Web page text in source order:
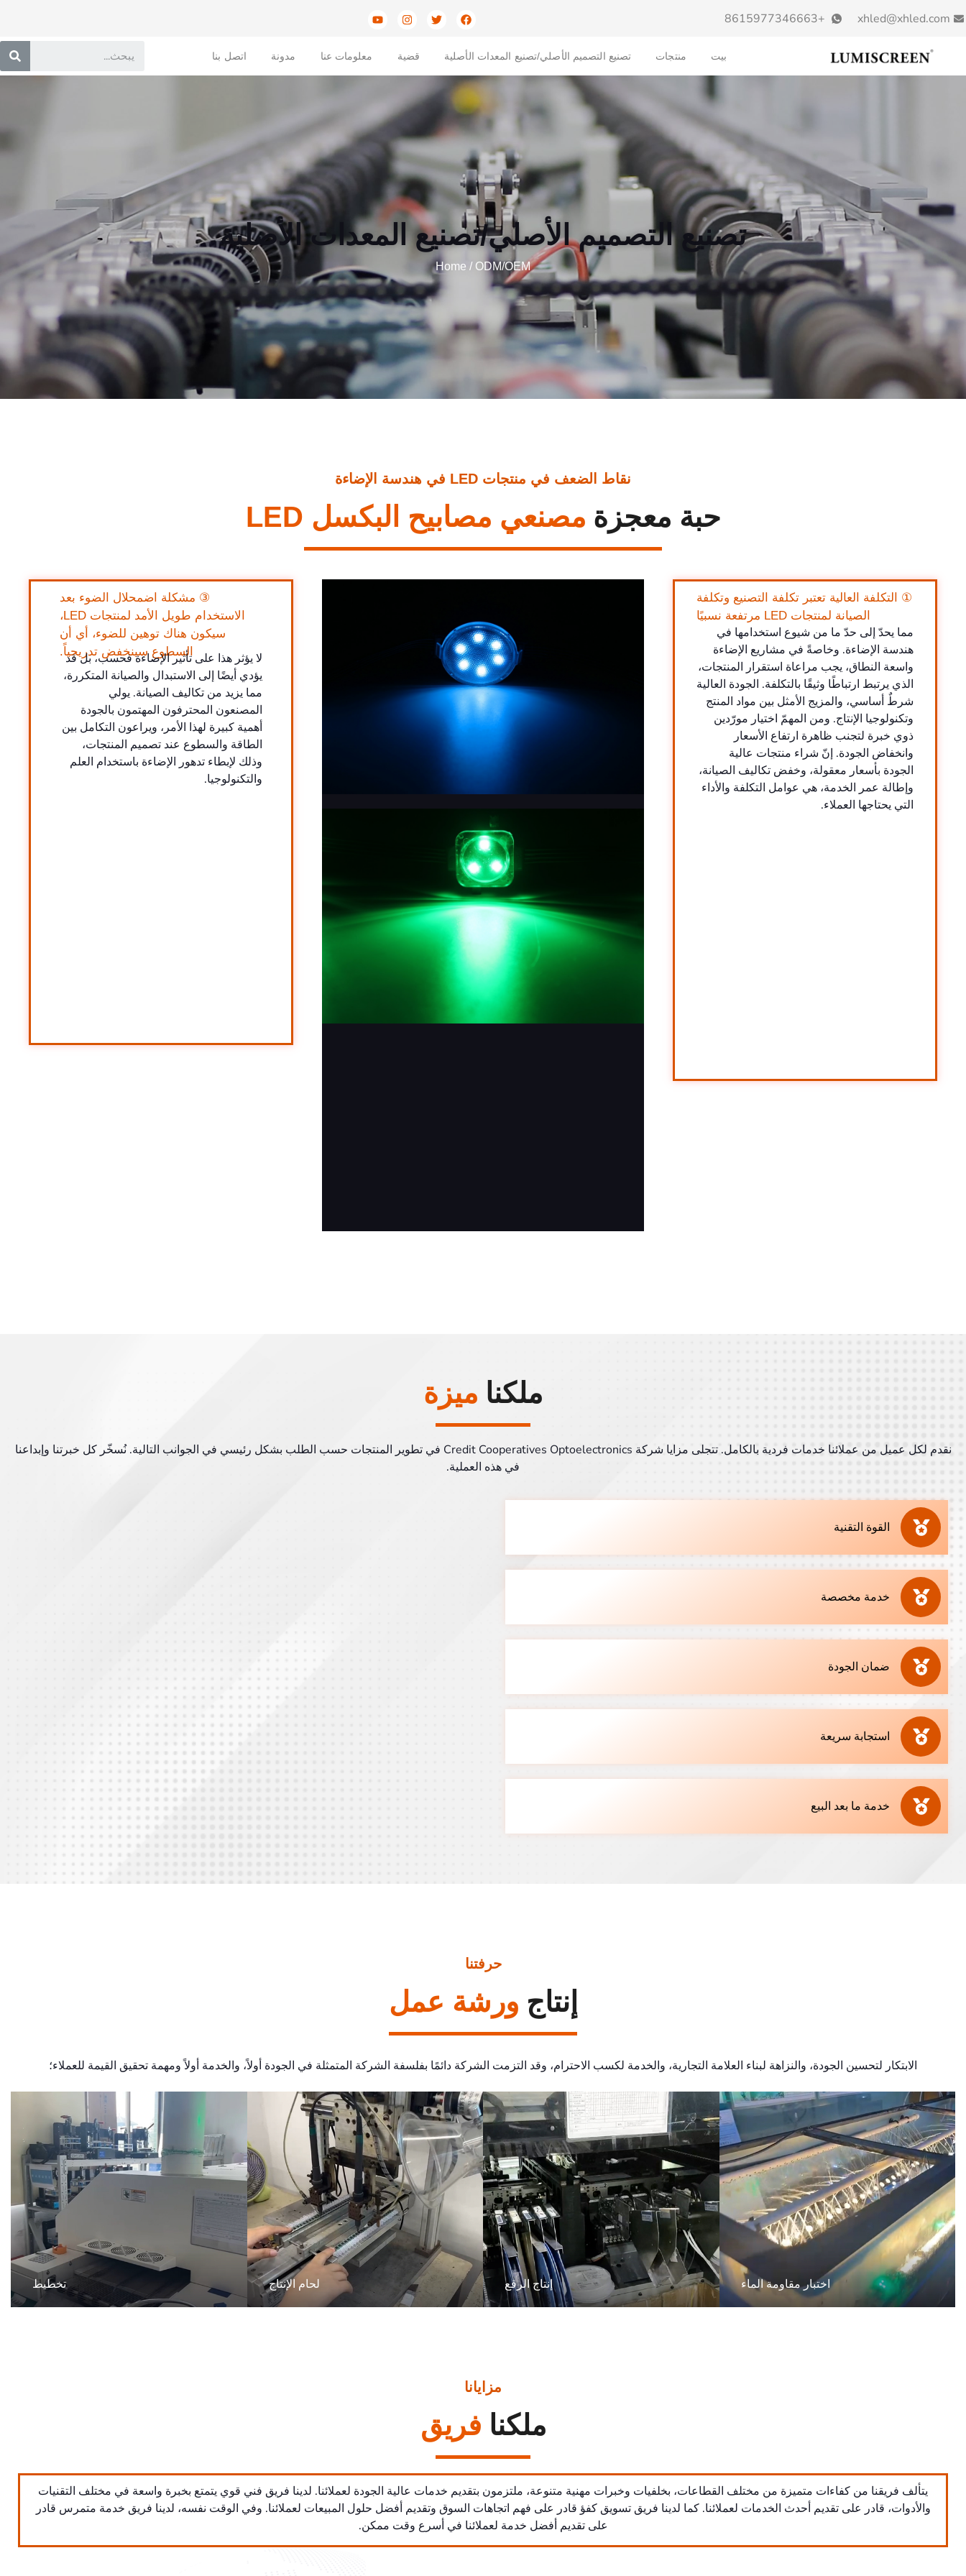
xhled@xhled.com
+8615977346663
بيت منتجات تصنيع التصميم الأصلي/تصنيع المعدات الأصلية قضية معلومات عنا مدونة اتصل بنا
تصنيع التصميم الأصلي/تصنيع المعدات الأصلية
Home / ODM/OEM
نقاط الضعف في منتجات LED في هندسة الإضاءة
حبة معجزة مصنعي مصابيح البكسل LED
① التكلفة العالية تعتبر تكلفة التصنيع وتكلفة
الصيانة لمنتجات LED مرتفعة نسبيًا
مما يحدّ إلى حدّ ما من شيوع استخدامها في
هندسة الإضاءة. وخاصةً في مشاريع الإضاءة
واسعة النطاق، يجب مراعاة استقرار المنتجات،
الذي يرتبط ارتباطًا وثيقًا بالتكلفة. الجودة العالية
شرطٌ أساسي، والمزيج الأمثل بين مواد المنتج
وتكنولوجيا الإنتاج. ومن المهمّ اختيار مورّدين
ذوي خبرة لتجنب ظاهرة ارتفاع الأسعار
وانخفاض الجودة. إنّ شراء منتجات عالية
الجودة بأسعار معقولة، وخفض تكاليف الصيانة،
وإطالة عمر الخدمة، هي عوامل التكلفة والأداء
التي يحتاجها العملاء.
③ مشكلة اضمحلال الضوء بعد
الاستخدام طويل الأمد لمنتجات LED،
سيكون هناك توهين للضوء، أي أن
السطوع سينخفض ​​​​تدريجياً.
لا يؤثر هذا على تأثير الإضاءة فحسب، بل قد
يؤدي أيضًا إلى الاستبدال والصيانة المتكررة،
مما يزيد من تكاليف الصيانة. يولي
المصنعون المحترفون المهتمون بالجودة
أهمية كبيرة لهذا الأمر، ويراعون التكامل بين
الطاقة والسطوع عند تصميم المنتجات،
وذلك لإبطاء تدهور الإضاءة باستخدام العلم
والتكنولوجيا.
ملكنا ميزة
نقدم لكل عميل من عملائنا خدمات فردية بالكامل. تتجلى مزايا شركة Credit Cooperatives Optoelectronics في تطوير المنتجات حسب الطلب بشكل رئيسي في الجوانب التالية. نُسخّر كل خبرتنا وإبداعنا
في هذه العملية.
القوة التقنية
خدمة مخصصة
ضمان الجودة
استجابة سريعة
خدمة ما بعد البيع
حرفتنا
إنتاج ورشة عمل
الابتكار لتحسين الجودة، والنزاهة لبناء العلامة التجارية، والخدمة لكسب الاحترام، وقد التزمت الشركة دائمًا بفلسفة الشركة المتمثلة في الجودة أولاً، والخدمة أولاً ومهمة تحقيق القيمة للعملاء؛
اختبار مقاومة الماء إنتاج الرقع لحام الإنتاج تخطيط
مزايانا
ملكنا فريق
يتألف فريقنا من كفاءات متميزة من مختلف القطاعات، بخلفيات وخبرات مهنية متنوعة، ملتزمون بتقديم خدمات عالية الجودة لعملائنا. لدينا فريق فني قوي يتمتع بخبرة واسعة في مختلف التقنيات
والأدوات، قادر على تقديم أحدث الخدمات لعملائنا. كما لدينا فريق تسويق كفؤ قادر على فهم اتجاهات السوق وتقديم أفضل حلول المبيعات لعملائنا. وفي الوقت نفسه، لدينا فريق خدمة متمرس قادر
على تقديم أفضل خدمة لعملائنا في أسرع وقت ممكن.